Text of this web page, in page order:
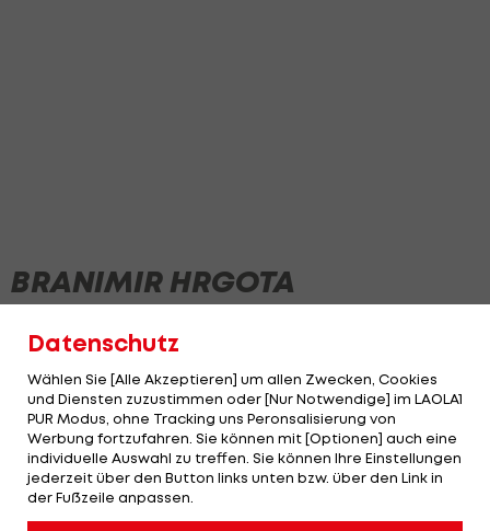
BRANIMIR HRGOTA
NEWS
Datenschutz
Wählen Sie [Alle Akzeptieren] um allen Zwecken, Cookies
und Diensten zuzustimmen oder [Nur Notwendige] im LAOLA1
PUR Modus, ohne Tracking uns Peronsalisierung von
Werbung fortzufahren. Sie können mit [Optionen] auch eine
individuelle Auswahl zu treffen. Sie können Ihre Einstellungen
jederzeit über den Button links unten bzw. über den Link in
der Fußzeile anpassen.